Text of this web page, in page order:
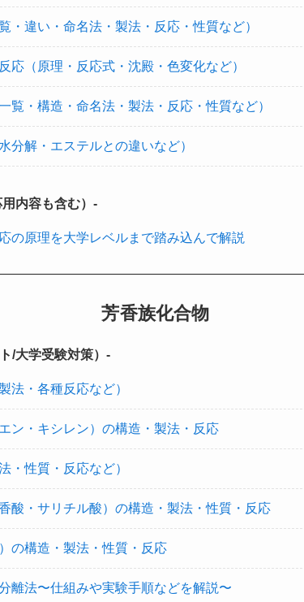
・違い・命名法・製法・反応・性質など）
応（原理・反応式・沈殿・色変化など）
覧・構造・命名法・製法・反応・性質など）
分解・エステルとの違いなど）
内容も含む）-
の原理を大学レベルまで踏み込んで解説
芳香族化合物
/大学受験対策）-
法・各種反応など）
ン・キシレン）の構造・製法・反応
・性質・反応など）
酸・サリチル酸）の構造・製法・性質・反応
の構造・製法・性質・反応
離法〜仕組みや実験手順などを解説〜